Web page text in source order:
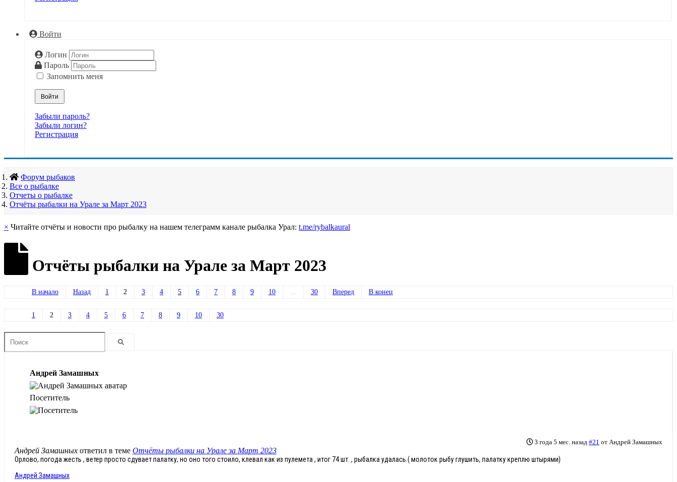
Войти
Логин
Пароль
Запомнить меня
Войти
Забыли пароль?
Забыли логин?
Регистрация
Форум рыбаков
Все о рыбалке
Отчеты о рыбалке
Отчёты рыбалки на Урале за Март 2023
× Читайте отчёты и новости про рыбалку на нашем телеграмм канале рыбалка Урал: t.me/rybalkaural
Отчёты рыбалки на Урале за Март 2023
В начало Назад 1 2 3 4 5 6 7 8 9 10 ... 30 Вперед В конец
1 2 3 4 5 6 7 8 9 10 30
Андрей Замашных
Посетитель
3 года 5 мес. назад #21 от Андрей Замашных
Андрей Замашных ответил в теме Отчёты рыбалки на Урале за Март 2023
Орлово, погода жесть , ветер просто сдувает палатку, но оно того стоило, клевал как из пулемета , итог 74 шт. , рыбалка удалась.( молоток рыбу глушить, палатку креплю штырями)
Андрей Замашных